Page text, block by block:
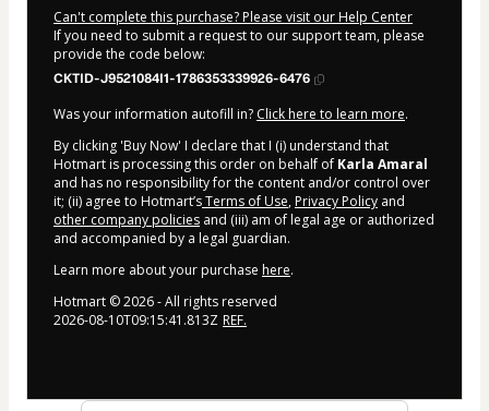
Can't complete this purchase? Please visit our Help Center
If you need to submit a request to our support team, please
provide the code below:
CKTID-J9521084I1-1786353339926-6476
Was your information autofill in? Click here to learn more.
By clicking 'Buy Now' I declare that I (i) understand that
Hotmart is processing this order on behalf of Karla Amaral
and has no responsibility for the content and/or control over
it; (ii) agree to Hotmart’sTerms of Use, Privacy Policy and
other company policies and (iii) am of legal age or authorized
and accompanied by a legal guardian.
Learn more about your purchase here.
Hotmart ©2026- All rights reserved
2026-08-10T09:15:41.813Z REF.